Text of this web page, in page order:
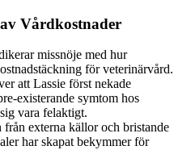
Vårdkostnader
missnöje med hur
för veterinärvård.
att Lassie först nekade
existerande symtom hos
vara felaktigt.
externa källor och bristande
har skapat bekymmer för